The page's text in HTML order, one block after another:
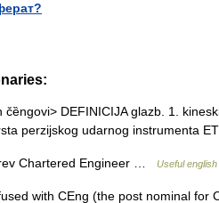
DEFINICIJA glazb. 1.
perzijskog udarnog instrumenta
Chartered Engineer … Useful
with CEng (the post nominal for